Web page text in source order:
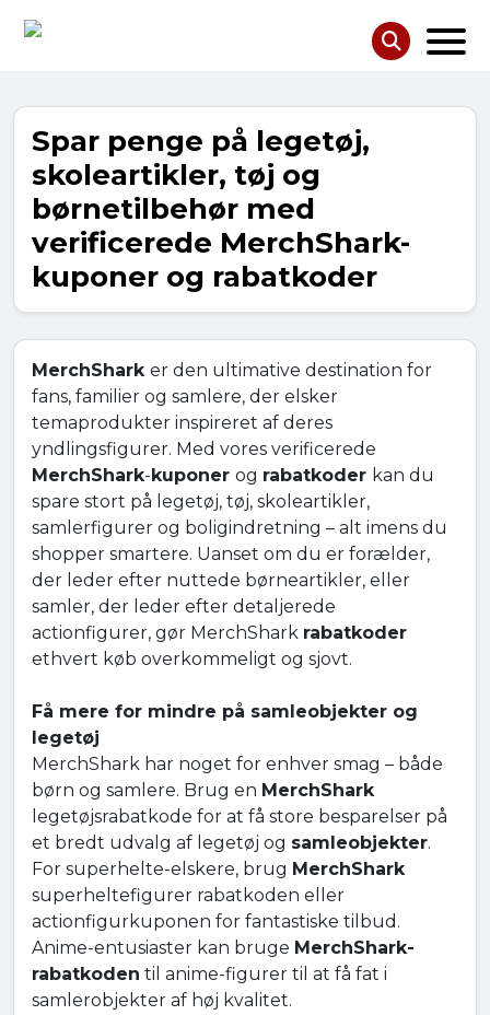
Spar penge på legetøj,
skoleartikler, tøj og
børnetilbehør med
verificerede MerchShark-
kuponer og rabatkoder
MerchShark er den ultimative destination for
fans, familier og samlere, der elsker
temaprodukter inspireret af deres
yndlingsfigurer. Med vores verificerede
MerchShark- kuponer og rabatkoder kan du
spare stort på legetøj, tøj, skoleartikler,
samlerfigurer og boligindretning – alt imens du
shopper smartere. Uanset om du er forælder,
der leder efter nuttede børneartikler, eller
samler, der leder efter detaljerede
actionfigurer, gør MerchShark rabatkoder
ethvert køb overkommeligt og sjovt.
Få mere for mindre på samleobjekter og
legetøj
MerchShark har noget for enhver smag – både
børn og samlere. Brug en MerchShark
legetøjsrabatkode for at få store besparelser på
et bredt udvalg af legetøj og samleobjekter.
For superhelte-elskere, brug MerchShark
superheltefigurer rabatkoden eller
actionfigurkuponen for fantastiske tilbud.
Anime-entusiaster kan bruge MerchShark-
rabatkoden til anime-figurer til at få fat i
samlerobjekter af høj kvalitet.